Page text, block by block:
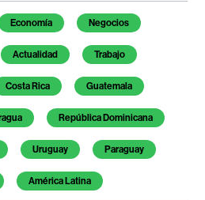
Economía Negocios
Actualidad Trabajo
Costa Rica Guatemala
República Dominicana
Uruguay Paraguay
América Latina